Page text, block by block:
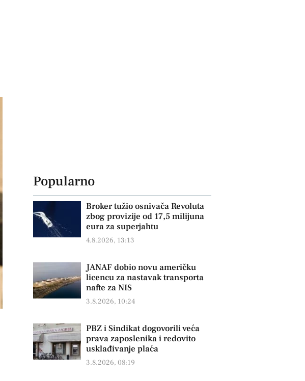
Popularno
Broker tužio osnivača Revoluta
zbog provizije od 17,5 milijuna
eura za superjahtu
4.8.2026, 13:13
JANAF dobio novu američku
licencu za nastavak transporta
nafte za NIS
3.8.2026, 10:24
PBZ i Sindikat dogovorili veća
prava zaposlenika i redovito
usklađivanje plaća
3.8.2026, 08:19